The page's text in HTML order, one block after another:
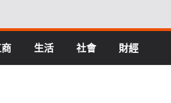
生活 社會 財經